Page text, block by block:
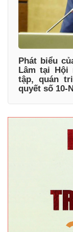
Phát biểu
Lâm tại Hội
tập, quán
quyết số 10-